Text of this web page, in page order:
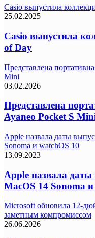
Casio выпустила
25.02.2025
Casio выпустила
of Day
Представлена
Mini
03.02.2026
Представлена
Ayaneo Pocket S
Apple назвала даты
Sonoma и watchOS 10
13.09.2023
Apple назвала
MacOS 14 Sonoma
Microsoft обновила 12-
заметным компромиссом
26.06.2026